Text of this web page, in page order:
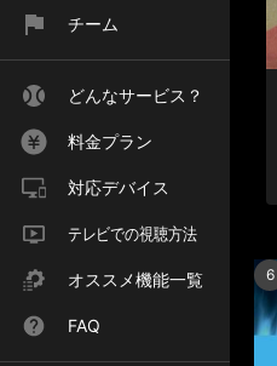
チーム
どんなサービス？
料金プラン
対応デバイス
テレビでの視聴方法
オススメ機能一覧
FAQ
6